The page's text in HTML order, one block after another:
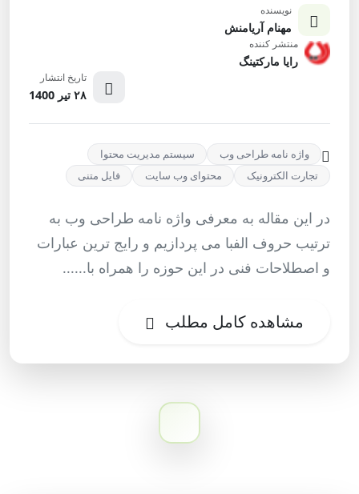
نویسنده
مهنام آریامنش
منتشر کننده
رایا مارکتینگ
تاریخ انتشار
۲۸ تیر 1400
واژه نامه طراحی وب
سیستم مدیریت محتوا
تجارت الکترونیک
محتوای وب سایت فایل متنی
در این مقاله به معرفی واژه نامه طراحی وب به
ترتیب حروف الفبا می پردازیم و رایج ترین عبارات
و اصطلاحات فنی در این حوزه را همراه با......
مشاهده کامل مطلب